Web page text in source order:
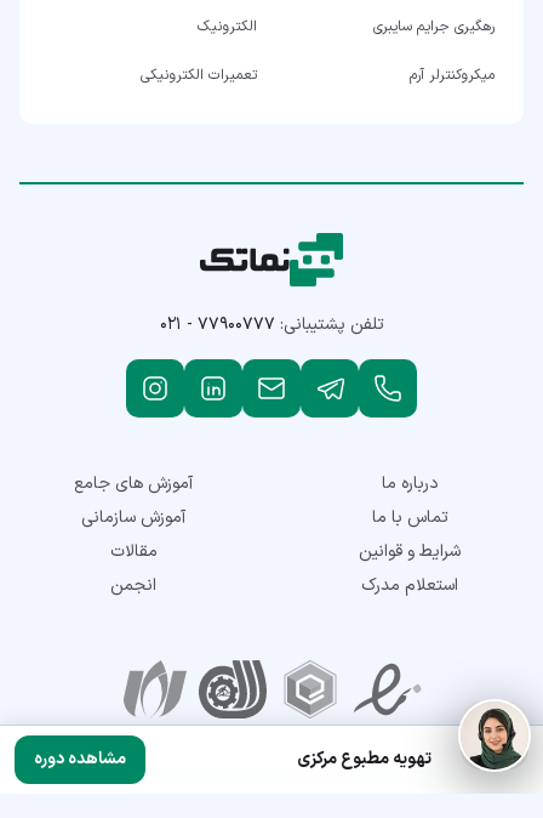
تهویه مطبوع مرکزی مشاهده دوره
رهگیری جرایم سایبری الکترونیک
میکروکنترلر آرم تعمیرات الکترونیکی
تلفن پشتیبانی: ۰۲۱ - ۷۷۹۰۰۷۷۷
درباره ما
تماس با ما
شرایط و قوانین
استعلام مدرک
آموزش های جامع
آموزش سازمانی
مقالات
انجمن
نمادهای اعتماد